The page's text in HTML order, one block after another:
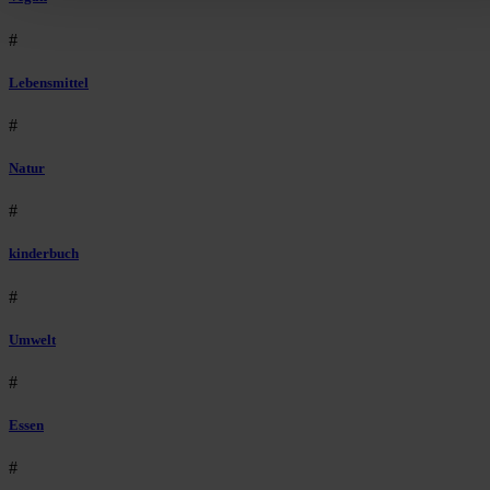
#
Lebensmittel
#
Natur
#
kinderbuch
#
Umwelt
#
Essen
#